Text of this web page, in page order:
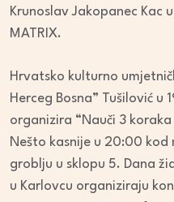
Krunoslav Jakopanec Kac
MATRIX.
Hrvatsko kulturno
Herceg Bosna” Tušilović
organizira “Nauči 3
Nešto kasnije u 20:00 kod
groblju u sklopu 5. Dana
u Karlovcu organiziraju